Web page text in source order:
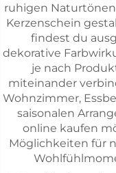
ruhigen
Kerzenschein
findest du
dekorative
je nach
miteinander
Wohnzimmer,
saisonalen
online kaufen
Möglichkeiten für